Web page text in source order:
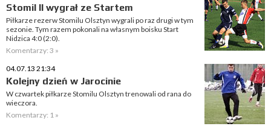
Stomil II wygrał ze Startem
Piłkarze rezerw Stomilu Olsztyn wygrali po raz drugi w tym
sezonie. Tym razem pokonali na własnym boisku Start
Nidzica 4:0 (2:0).
Komentarzy: 3 »
04.07.13 21:34
Kolejny dzień w Jarocinie
W czwartek piłkarze Stomilu Olsztyn trenowali od rana do
wieczora.
Komentarzy: 1 »